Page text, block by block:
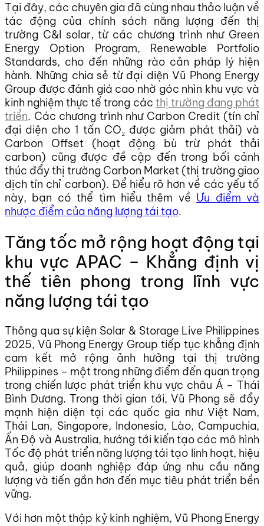
Tại đây, các chuyên gia đã cùng nhau thảo luận về
tác động của chính sách năng lượng đến thị
trường C&I solar, từ các chương trình như Green
Energy Option Program, Renewable Portfolio
Standards, cho đến những rào cản pháp lý hiện
hành. Những chia sẻ từ đại diện Vũ Phong Energy
Group được đánh giá cao nhờ góc nhìn khu vực và
kinh nghiệm thực tế trong các thị trường đang phát
triển. Các chương trình như Carbon Credit (tín chỉ
đại diện cho 1 tấn CO₂ được giảm phát thải) và
Carbon Offset (hoạt động bù trừ phát thải
carbon) cũng được đề cập đến trong bối cảnh
thúc đẩy thị trường Carbon Market (thị trường giao
dịch tín chỉ carbon). Để hiểu rõ hơn về các yếu tố
này, bạn có thể tìm hiểu thêm về Ưu điểm và
nhược điểm của năng lượng tái tạo.
Tăng tốc mở rộng hoạt động tại
khu vực APAC – Khẳng định vị
thế tiên phong trong lĩnh vực
năng lượng tái tạo
Thông qua sự kiện Solar & Storage Live Philippines
2025, Vũ Phong Energy Group tiếp tục khẳng định
cam kết mở rộng ảnh hưởng tại thị trường
Philippines – một trong những điểm đến quan trọng
trong chiến lược phát triển khu vực châu Á – Thái
Bình Dương. Trong thời gian tới, Vũ Phong sẽ đẩy
mạnh hiện diện tại các quốc gia như Việt Nam,
Thái Lan, Singapore, Indonesia, Lào, Campuchia,
Ấn Độ và Australia, hướng tới kiến tạo các mô hình
Tốc độ phát triển năng lượng tái tạo linh hoạt, hiệu
quả, giúp doanh nghiệp đáp ứng nhu cầu năng
lượng và tiến gần hơn đến mục tiêu phát triển bền
vững.
Với hơn một thập kỷ kinh nghiệm, Vũ Phong Energy